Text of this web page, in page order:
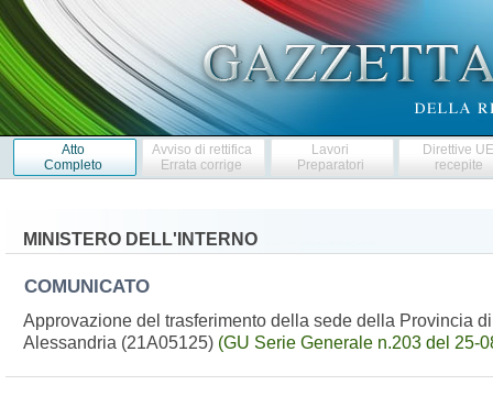
Atto
Completo
Avviso di rettifica
Errata corrige
Lavori
Preparatori
Direttive
recepite
MINISTERO DELL'INTERNO
COMUNICATO
Approvazione del trasferimento della sede della Provincia
Alessandria (21A05125) (GU Serie Generale n.203 del 25-